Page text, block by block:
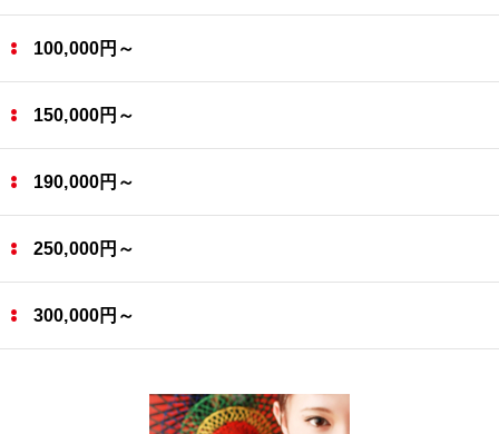
100,000円～
150,000円～
190,000円～
250,000円～
300,000円～